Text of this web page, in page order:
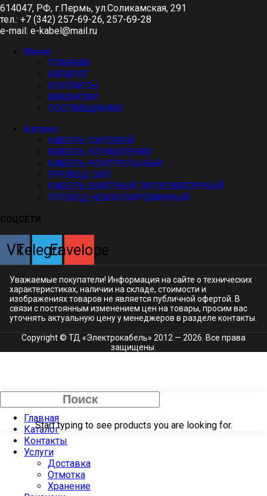
614047, РФ, г.Пермь, ул.Соликамская, 291
тел.: +7 (342) 257-69-26, 257-69-28
e-mail: e-kabel@mail.ru
Меню
ГЛАВНАЯ
КАТАЛОГ
КОНТАКТЫ
ВАКАНСИИ
ПОСТАВЩИКАМ
Каталог
КАБЕЛЬ СИЛОВОЙ
КАБЕЛЬ УПРАВЛЕНИЯ
КАБЕЛЬ КОНТРОЛЬНЫЙ
ПРОВОД СИП
КАБЕЛЬ ШАХТНЫЙ ЭКСКОВАТОРНЫЙ
ПРОВОД НЕИЗОЛИРОВАННЫЙ
СОЦСЕТИ
VkTelegramEnvelope
Уважаемые покупатели! Информация на сайте о технических
характеристиках, наличии на складе, стоимости и
изображениях товаров не является публичной офертой. В
связи с постоянным изменением цен на товары, просим вас
уточнять актуальную цену у менеджеров в разделе контакты.
Copyright © ТД «Электрокабель»​ 2012 — 2026. Все права
защищены.
Start typing to see products you are looking for.
Главная
Каталог
Контакты
Услуги
Доставка
Отмотка
Хранение